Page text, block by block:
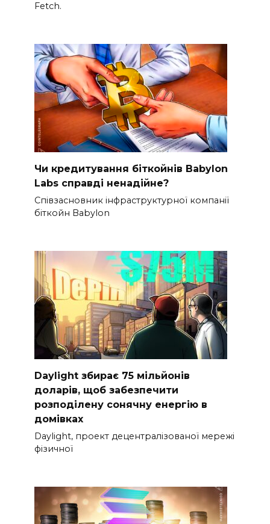
Fetch.
Чи кредитування біткойнів Babylon
Labs справді ненадійне?
Співзасновник інфраструктурної компанії
біткойн Babylon
Daylight збирає 75 мільйонів
доларів, щоб забезпечити
розподілену сонячну енергію в
домівках
Daylight, проект децентралізованої мережі
фізичної